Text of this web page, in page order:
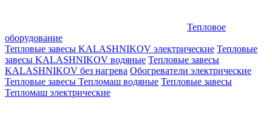
Тепловое
оборудование
Тепловые завесы KALASHNIKOV электрические Тепловые
завесы KALASHNIKOV водяные Тепловые завесы
KALASHNIKOV без нагрева Обогреватели электрические
Тепловые завесы Тепломаш водяные Тепловые завесы
Тепломаш электрические